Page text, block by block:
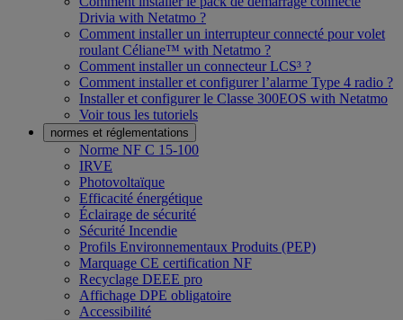
Drivia with Netatmo ?
Comment installer un interrupteur connecté pour volet
roulant Céliane™ with Netatmo ?
Comment installer un connecteur LCS³ ?
Comment installer et configurer l’alarme Type 4 radio ?
Installer et configurer le Classe 300EOS with Netatmo
Voir tous les tutoriels
normes et réglementations
Norme NF C 15-100
IRVE
Photovoltaïque
Efficacité énergétique
Éclairage de sécurité
Sécurité Incendie
Profils Environnementaux Produits (PEP)
Marquage CE certification NF
Recyclage DEEE pro
Affichage DPE obligatoire
Accessibilité